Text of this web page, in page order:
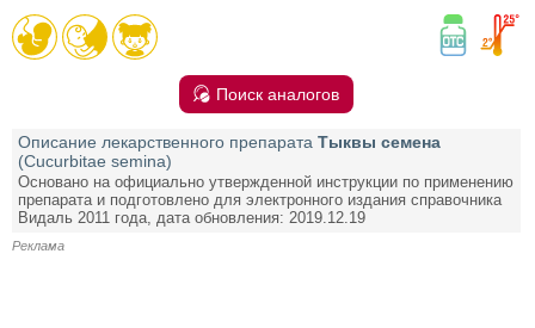
Поиск аналогов
Описание лекарственного препарата Тыквы семена
(Cucurbitae semina)
Основано на официально утвержденной инструкции по применению
препарата и подготовлено для электронного издания справочника
Видаль 2011 года, дата обновления: 2019.12.19
Реклама